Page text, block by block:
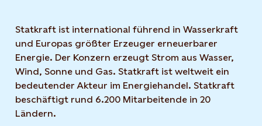
Statkraft ist international führend in Wasserkraft
und Europas größter Erzeuger erneuerbarer
Energie. Der Konzern erzeugt Strom aus Wasser,
Wind, Sonne und Gas. Statkraft ist weltweit ein
bedeutender Akteur im Energiehandel. Statkraft
beschäftigt rund 6.200 Mitarbeitende in 20
Ländern.